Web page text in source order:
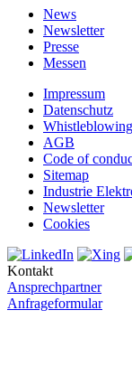
News
Newsletter
Presse
Messen
Impressum
Datenschutz
Whistleblowing
AGB
Code of
Sitemap
Industrie
Newsletter
Cookies
Kontakt
Ansprechpartner
Anfrageformular